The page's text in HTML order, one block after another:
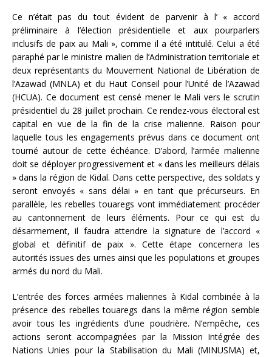
Ce n’était pas du tout évident de parvenir à l’ « accord
préliminaire à l’élection présidentielle et aux pourparlers
inclusifs de paix au Mali », comme il a été intitulé. Celui a été
paraphé par le ministre malien de l’Administration territoriale et
deux représentants du Mouvement National de Libération de
l’Azawad (MNLA) et du Haut Conseil pour l’Unité de l’Azawad
(HCUA). Ce document est censé mener le Mali vers le scrutin
présidentiel du 28 juillet prochain. Ce rendez-vous électoral est
capital en vue de la fin de la crise malienne. Raison pour
laquelle tous les engagements prévus dans ce document ont
tourné autour de cette échéance. D’abord, l’armée malienne
doit se déployer progressivement et « dans les meilleurs délais
» dans la région de Kidal. Dans cette perspective, des soldats y
seront envoyés « sans délai » en tant que précurseurs. En
parallèle, les rebelles touaregs vont immédiatement procéder
au cantonnement de leurs éléments. Pour ce qui est du
désarmement, il faudra attendre la signature de l’accord «
global et définitif de paix ». Cette étape concernera les
autorités issues des urnes ainsi que les populations et groupes
armés du nord du Mali.
L’entrée des forces armées maliennes à Kidal combinée à la
présence des rebelles touaregs dans la même région semble
avoir tous les ingrédients d’une poudrière. N’empêche, ces
actions seront accompagnées par la Mission Intégrée des
Nations Unies pour la Stabilisation du Mali (MINUSMA) et,